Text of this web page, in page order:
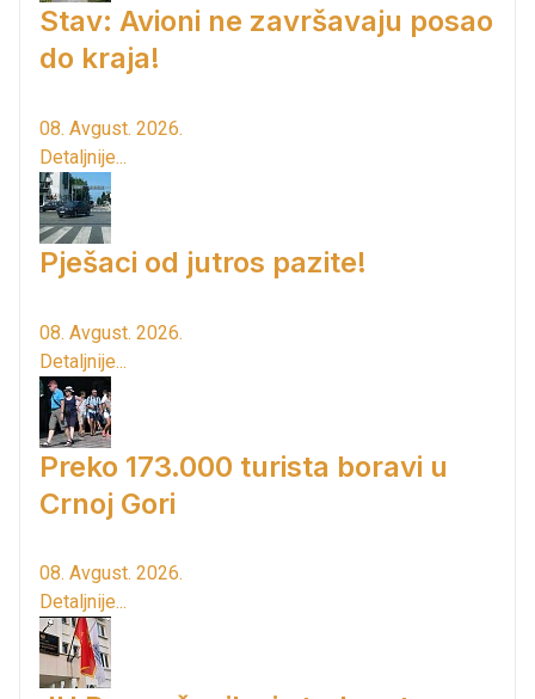
Stav: Avioni ne završavaju posao
do kraja!
08. Avgust. 2026.
Detaljnije...
Pješaci od jutros pazite!
08. Avgust. 2026.
Detaljnije...
Preko 173.000 turista boravi u
Crnoj Gori
08. Avgust. 2026.
Detaljnije...